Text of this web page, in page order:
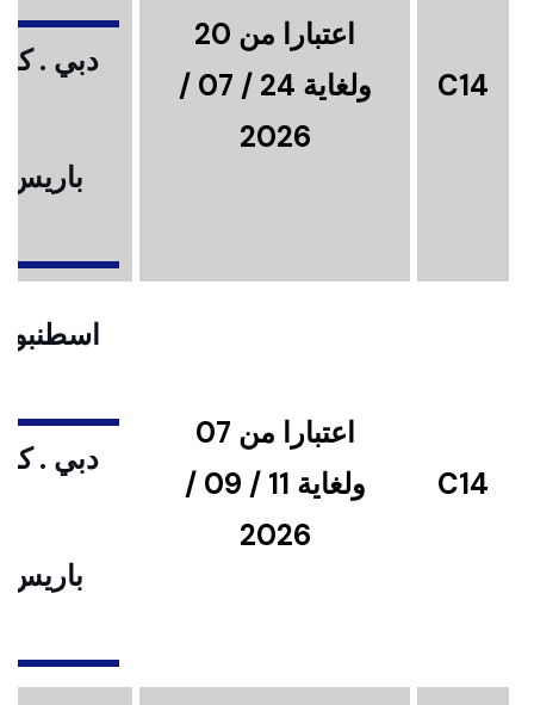
C14
اعتبارا من 20
ولغاية 24 / 07 /
2026
دبي .
باريس
C14
اعتبارا من 07
ولغاية 11 / 09 /
2026
دبي .
باريس